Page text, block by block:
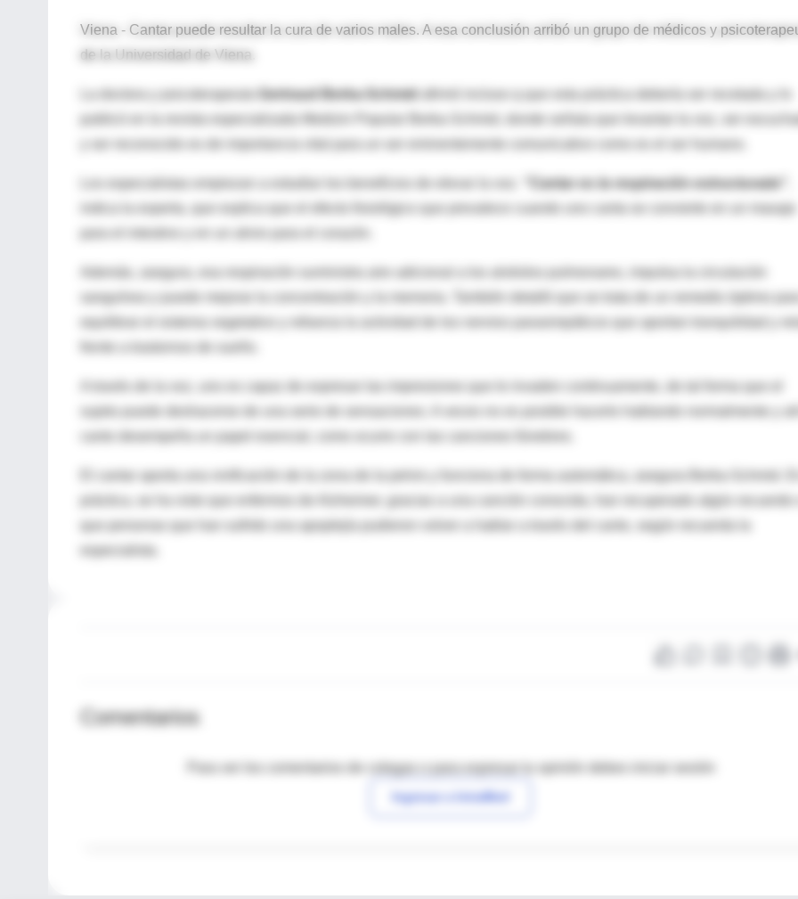
Viena - Cantar puede resultar la cura de varios males. A esa conclusión arribó un grupo de médicos y
de la Universidad de Viena.
La doctora y psicoterapeuta Gertraud Berka-Schmid
y ser reconocido es de importancia vital para un ser eminentemente comunicativo como es el ser humano.
"Cantar es la respiración estructurada"
indica la experta, que explica que el efecto fisiológico que prevalece cuando uno canta se convierte en un masaje
Además, asegura, esa respiración suministra aire adicional a los alvéolos pulmonares, impulsa la circulación
sanguínea y puede mejorar la concentración y la memoria. También detalló que se trata de un remedio óptimo
equilibrar el sistema vegetativo y refuerza la actividad de los nervios parasimpáticos que aportan tranquilidad y
A través de la voz, uno es capaz de expresar las impresiones que le invaden continuamente, de tal forma que el
canto desempeña un papel esencial, como ocurre con las canciones fúnebres.
El cantar aporta una vivificación de la zona de la pelvis y funciona de forma automática, asegura Berka-Schmid.
práctica, se ha visto que enfermos de Alzheimer, gracias a una canción conocida, han recuperado algún recuerdo
que personas que han sufrido una apoplejía pudieron volver a hablar a través del canto, según recuerda la
Comentarios
Para ver los comentarios de colegas o para expresar tu opinión debes iniciar sesión
Ingresar a IntraMed